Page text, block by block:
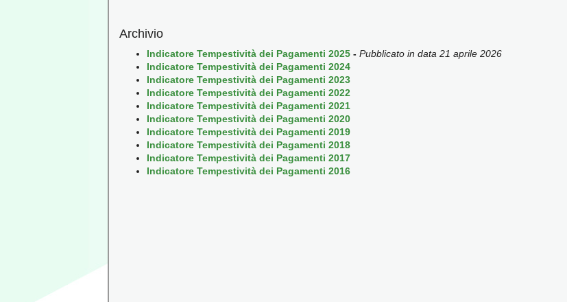
Archivio
Indicatore Tempestività dei Pagamenti 2025 - Pubblicato in data 21 aprile 2026
Indicatore Tempestività dei Pagamenti 2024
Indicatore Tempestività dei Pagamenti 2023
Indicatore Tempestività dei Pagamenti 2022
Indicatore Tempestività dei Pagamenti 2021
Indicatore Tempestività dei Pagamenti 2020
Indicatore Tempestività dei Pagamenti 2019
Indicatore Tempestività dei Pagamenti 2018
Indicatore Tempestività dei Pagamenti 2017
Indicatore Tempestività dei Pagamenti 2016